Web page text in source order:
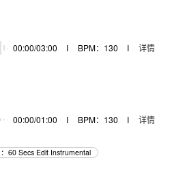
00:00/03:00 I BPM：130 I 详情
00:00/01:00 I BPM：130 I 详情
60 Secs Edit Instrumental